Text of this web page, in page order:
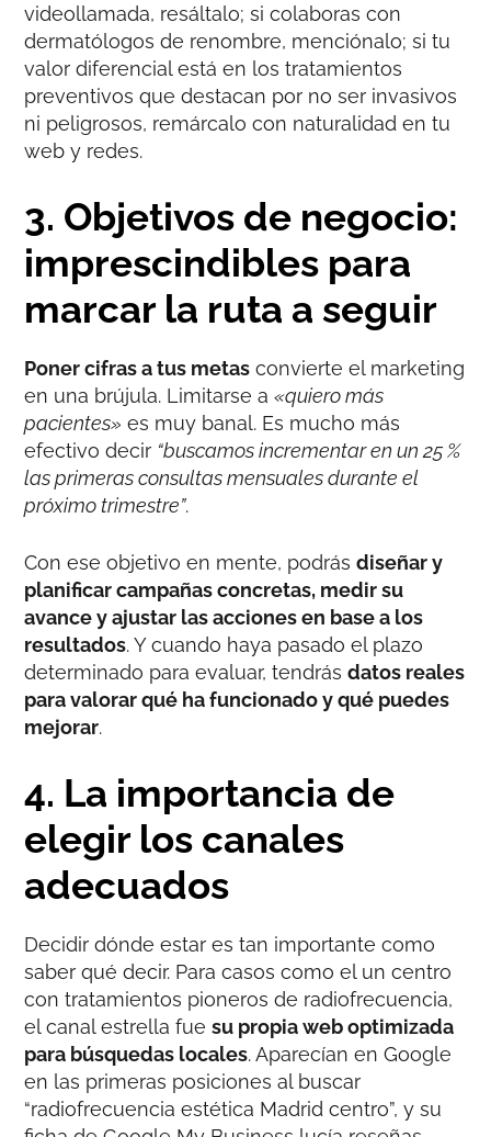
videollamada, resáltalo; si colaboras con
dermatólogos de renombre, menciónalo; si tu
valor diferencial está en los tratamientos
preventivos que destacan por no ser invasivos
ni peligrosos, remárcalo con naturalidad en tu
web y redes.
3. Objetivos de negocio:
imprescindibles para
marcar la ruta a seguir
Poner cifras a tus metas convierte el marketing
en una brújula. Limitarse a«quiero más
pacientes» es muy banal. Es mucho más
efectivo decir “buscamos incrementar en un 25 %
las primeras consultas mensuales durante el
próximo trimestre”.
Con ese objetivo en mente, podrásdiseñar y
planificar campañas concretas, medir su
avance y ajustar las acciones en base a los
resultados. Y cuando haya pasado el plazo
determinado para evaluar, tendrásdatos reales
para valorar qué ha funcionado y qué puedes
mejorar.
4. La importancia de
elegir los canales
adecuados
Decidir dónde estar es tan importante como
saber qué decir. Para casos como el un centro
con tratamientos pioneros de radiofrecuencia,
el canal estrella fuesu propia web optimizada
para búsquedas locales. Aparecían en Google
en las primeras posiciones al buscar
“radiofrecuencia estética Madrid centro”, y su